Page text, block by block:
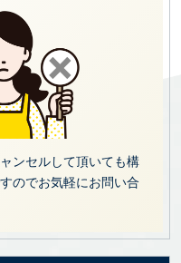
ンセルして頂いても構
のでお気軽にお問い合